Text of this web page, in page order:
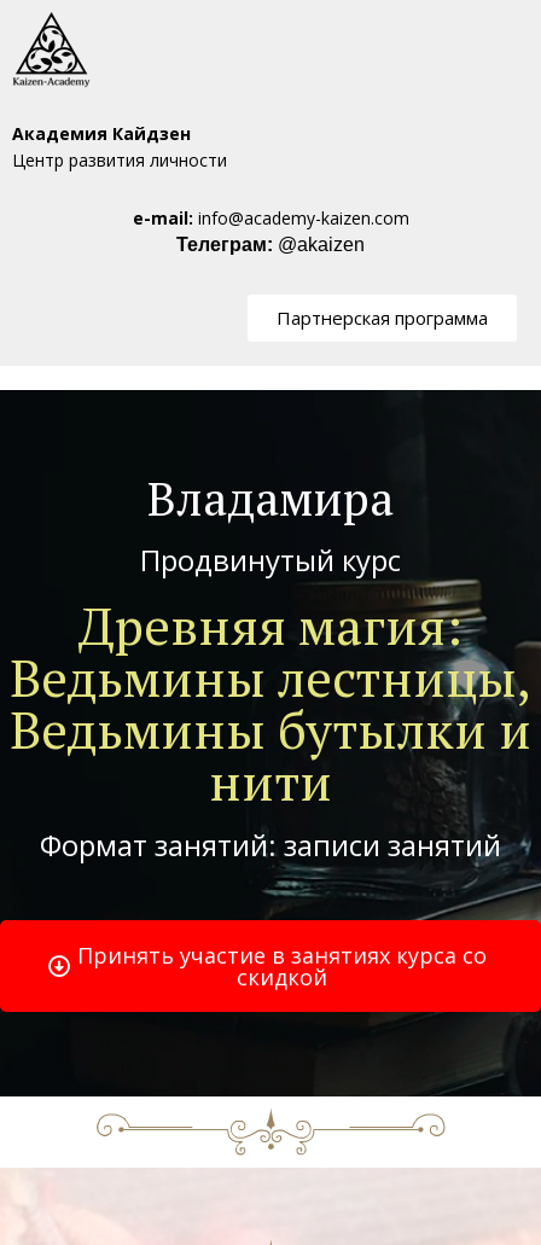
Академия Кайдзен
Центр развития личности
e-mail: info@academy-kaizen.com
Телеграм: @akaizen
Партнерская программа
Владамира
Продвинутый курс
Древняя магия:
Ведьмины лестницы,
Ведьмины бутылки и
нити
Формат занятий: записи занятий
Принять участие в занятиях курса со
скидкой